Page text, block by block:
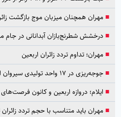
■مهران همچنان میزبان موج بازگشت
■درخشش شطرنج‌بازان آبدانانی در جام
■مهران؛ تداوم تردد زائران اربعین
■جوجه‌ریزی در ۱۷ واحد تولیدی سیروان انجام شد
■ ایلام؛ دروازه اربعین و کانون
■مهران باید متناسب با حجم تردد